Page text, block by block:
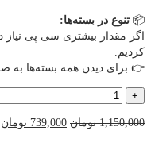
📦 تنوع در بسته‌ها:
اگر مقدار بیشتری سی پی نیاز
کردیم.
👉 برای دیدن همه بسته‌ها به
+
960
قانونی
1,150,000 تومان قیمت
739,000 تومان